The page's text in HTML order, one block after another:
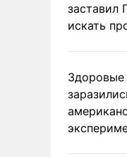
заставил
искать